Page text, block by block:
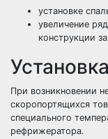
установке
увеличение
конструкции
При возникновении
скоропортящихся
специального
рефрижератора.